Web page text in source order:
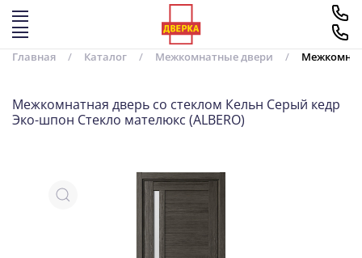
Перейти к содержимому
Главная Каталог Межкомнатные двери
Межкомнатная дверь со стеклом Кельн Серый кедр
Эко-шпон Стекло мателюкс (ALBERO)